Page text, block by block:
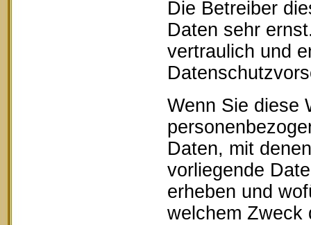
Die Betreiber
Daten sehr
vertraulich und
Wenn Sie diese
Daten, mit
vorliegende
erheben und
welchem Zweck